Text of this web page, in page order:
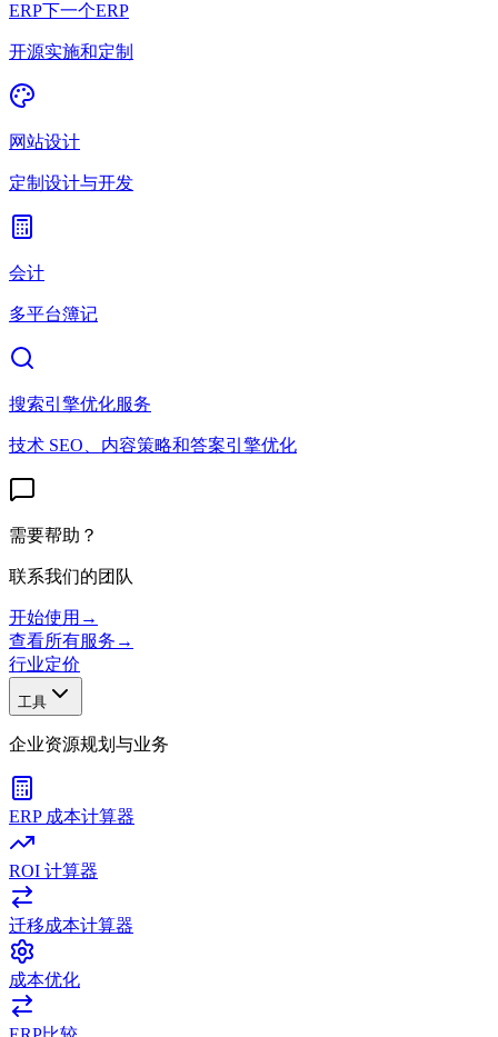
ERP下一个ERP
开源实施和定制
网站设计
定制设计与开发
会计
多平台簿记
搜索引擎优化服务
技术 SEO、内容策略和答案引擎优化
需要帮助？
联系我们的团队
开始使用 →
查看所有服务 →
行业定价
工具
企业资源规划与业务
ERP 成本计算器
ROI 计算器
迁移成本计算器
成本优化